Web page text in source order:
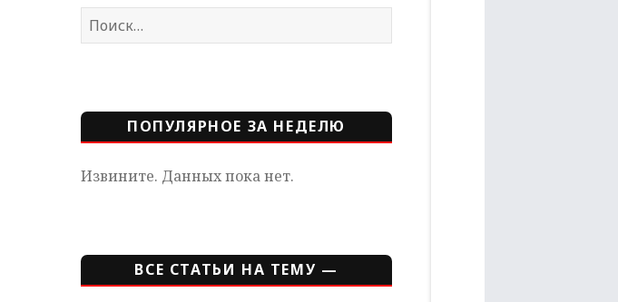
Найти:
ПОПУЛЯРНОЕ ЗА НЕДЕЛЮ
Извините. Данных пока нет.
ВСЕ СТАТЬИ НА ТЕМУ —